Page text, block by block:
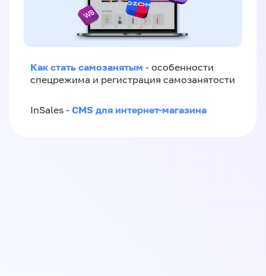
Как стать самозанятым - особенности
спецрежима и регистрация самозанятости
InSales - CMS для интернет-магазина